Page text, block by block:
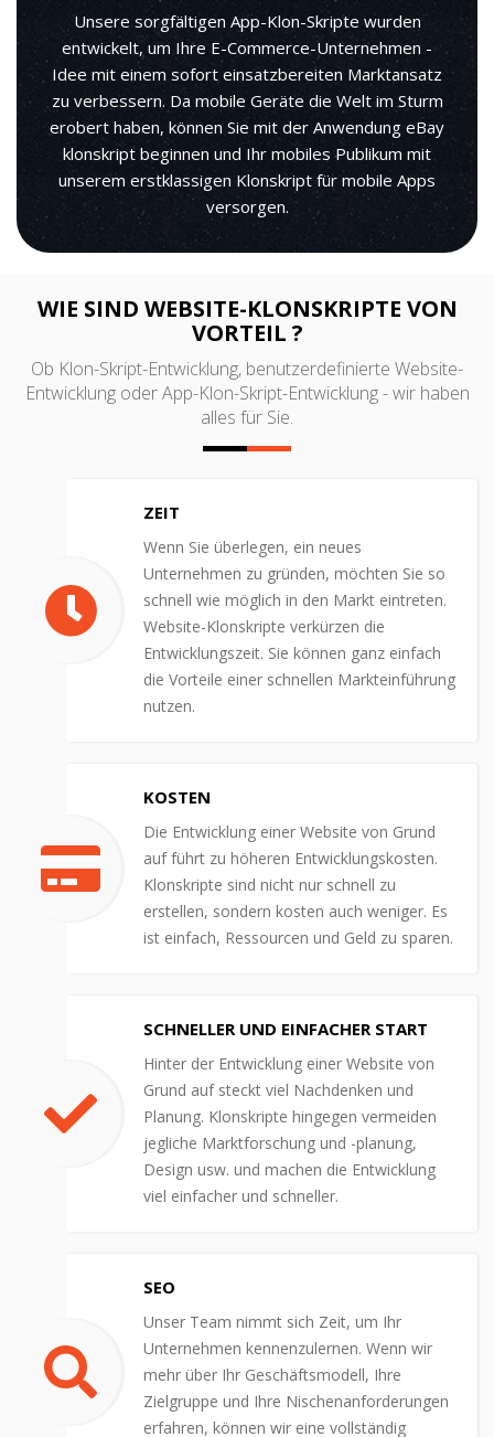
Unsere sorgfältigen App-Klon-Skripte wurden
entwickelt, um Ihre E-Commerce-Unternehmen -
Idee mit einem sofort einsatzbereiten Marktansatz
zu verbessern. Da mobile Geräte die Welt im Sturm
erobert haben, können Sie mit der Anwendung eBay
klonskript beginnen und Ihr mobiles Publikum mit
unserem erstklassigen Klonskript für mobile Apps
versorgen.
WIE SIND WEBSITE-KLONSKRIPTE VON
VORTEIL ?
Ob Klon-Skript-Entwicklung, benutzerdefinierte Website-
Entwicklung oder App-Klon-Skript-Entwicklung - wir haben
alles für Sie.
ZEIT
Wenn Sie überlegen, ein neues
Unternehmen zu gründen, möchten Sie so
schnell wie möglich in den Markt eintreten.
Website-Klonskripte verkürzen die
Entwicklungszeit. Sie können ganz einfach
die Vorteile einer schnellen Markteinführung
nutzen.
KOSTEN
Die Entwicklung einer Website von Grund
auf führt zu höheren Entwicklungskosten.
Klonskripte sind nicht nur schnell zu
erstellen, sondern kosten auch weniger. Es
ist einfach, Ressourcen und Geld zu sparen.
SCHNELLER UND EINFACHER START
Hinter der Entwicklung einer Website von
Grund auf steckt viel Nachdenken und
Planung. Klonskripte hingegen vermeiden
jegliche Marktforschung und -planung,
Design usw. und machen die Entwicklung
viel einfacher und schneller.
SEO
Unser Team nimmt sich Zeit, um Ihr
Unternehmen kennenzulernen. Wenn wir
mehr über Ihr Geschäftsmodell, Ihre
Zielgruppe und Ihre Nischenanforderungen
erfahren, können wir eine vollständig